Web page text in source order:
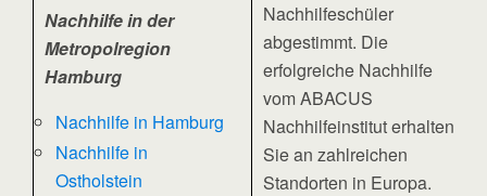
Nachhilfe in der
Metropolregion
Hamburg
Nachhilfe in Hamburg
Nachhilfe in
Ostholstein
Nachhilfeschüler
abgestimmt. Die
erfolgreiche Nachhilfe
vom ABACUS
Nachhilfeinstitut erhalten
Sie an zahlreichen
Standorten in Europa.